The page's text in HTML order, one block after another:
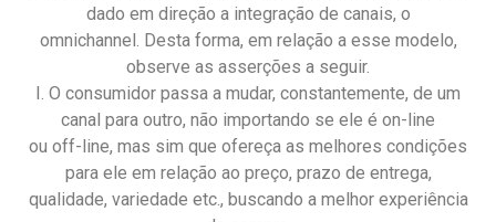
dado em direção a integração de canais, o
omnichannel. Desta forma, em relação a esse modelo,
observe as asserções a seguir.
I. O consumidor passa a mudar, constantemente, de um
canal para outro, não importando se ele é on-line
ou off-line, mas sim que ofereça as melhores condições
para ele em relação ao preço, prazo de entrega,
qualidade, variedade etc., buscando a melhor experiência